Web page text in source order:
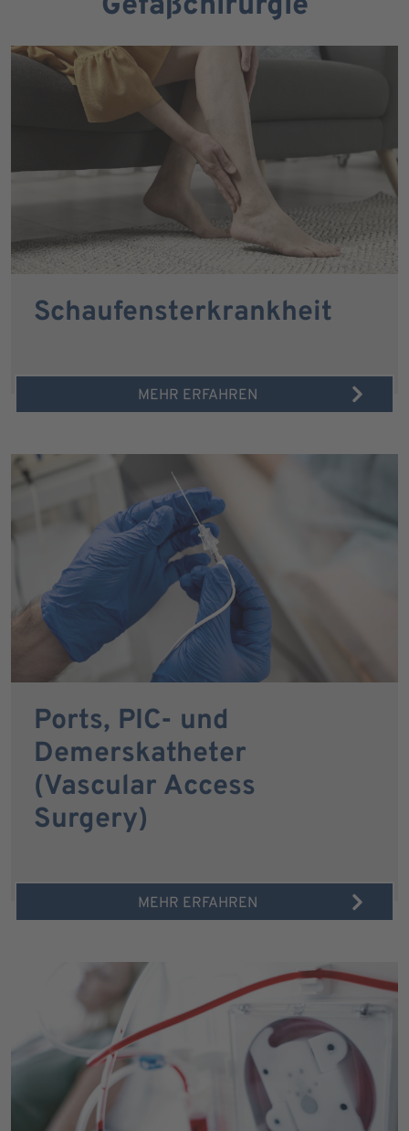
Schaufensterkrankheit
MEHR ERFAHREN
Ports, PIC- und
Demerskatheter
(Vascular Access
Surgery)
MEHR ERFAHREN